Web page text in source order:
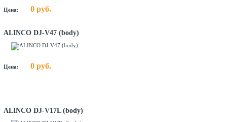
Цена: 0 руб.
ALINCO DJ-V47 (body)
Цена: 0 руб.
ALINCO DJ-V17L (body)